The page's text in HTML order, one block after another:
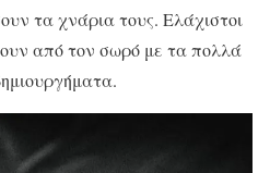
τα χνάρια τους. Ελάχιστοι
από τον σωρό με τα πολλά